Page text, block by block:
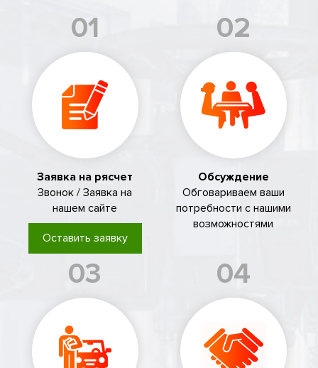
01
Заявка на рясчет
Звонок / Заявка на
нашем сайте
Оставить заявку
02
Обсуждение
Обговариваем ваши
потребности с нашими
возможностями
03 04